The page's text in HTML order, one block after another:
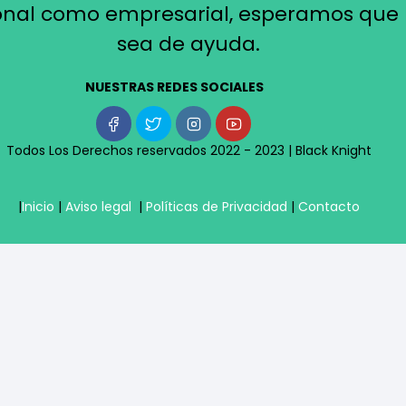
como empresarial, esperamos
sea de ayuda.
NUESTRAS REDES SOCIALES
Todos Los Derechos reservados 2022 - 2023 | Black Knight
|Inicio | Aviso legal | Políticas de Privacidad | Contacto